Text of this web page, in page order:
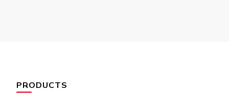
PRODUCTS